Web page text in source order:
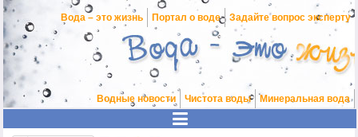
Вода – это жизнь Портал о воде Задайте вопрос эксперту
Водные новости Чистота воды Минеральная вода